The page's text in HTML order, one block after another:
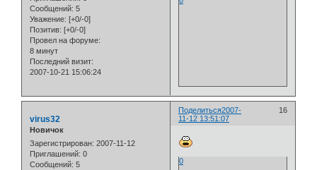
Сообщений: 5
Уважение: [+0/-0]
Позитив: [+0/-0]
Провел на форуме:
8 минут
Последний визит:
2007-10-21 15:06:24
Поделиться 16
2007-
11-12 13:51:07
virus32
Новичок
Зарегистрирован: 2007-11-12
Приглашений: 0
Сообщений: 5
0